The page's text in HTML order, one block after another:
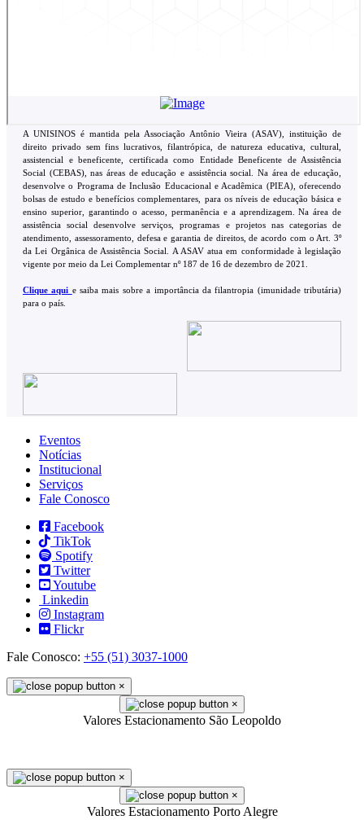
A UNISINOS é mantida pela Associação Antônio Vieira (ASAV), instituição de
direito privado sem fins lucrativos, filantrópica, de natureza educativa, cultural,
assistencial e beneficente, certificada como Entidade Beneficente de Assistência
Social (CEBAS), nas áreas de educação e assistência social. Na área de educação,
desenvolve o Programa de Inclusão Educacional e Acadêmica (PIEA), oferecendo
bolsas de estudo e benefícios complementares, para os níveis de educação básica e
ensino superior, garantindo o acesso, permanência e a aprendizagem. Na área de
assistência social desenvolve serviços, programas e projetos nas categorias de
atendimento, assessoramento, defesa e garantia de direitos, de acordo com o Art. 3º
da Lei Orgânica de Assistência Social. A ASAV atua em conformidade à legislação
vigente por meio da Lei Complementar nº 187 de 16 de dezembro de 2021.
Clique aqui e saiba mais sobre a importância da filantropia (imunidade tributária)
para o país.
Eventos
Notícias
Institucional
Serviços
Fale Conosco
Facebook
TikTok
Spotify
Twitter
Youtube
Linkedin
Instagram
Flickr
Fale Conosco: +55 (51) 3037-1000
×
×
Valores Estacionamento São Leopoldo
×
×
Valores Estacionamento Porto Alegre